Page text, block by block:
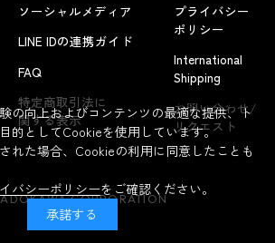
よくあるお問い合わせ
ソーシャルメディア
LINE IDの連携ガイド
FAQ
特定商取引法に
関する表示
プライバシー
ポリシー
International
Shipping
お問い合わせ/
リクエスト
CORPORATION
の向上およびコンテンツの最適な提供、ト
的としてCookieを使用しています。
れた場合、Cookieの利用に同意したことも
バシーポリシーをご確認ください。
承諾する